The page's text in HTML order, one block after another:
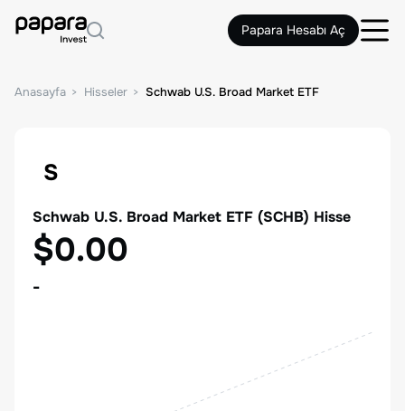
Papara Hesabı Aç
Anasayfa Hisseler Schwab U.S. Broad Market ETF
S
Schwab U.S. Broad Market ETF (SCHB) Hisse
$0.00
-